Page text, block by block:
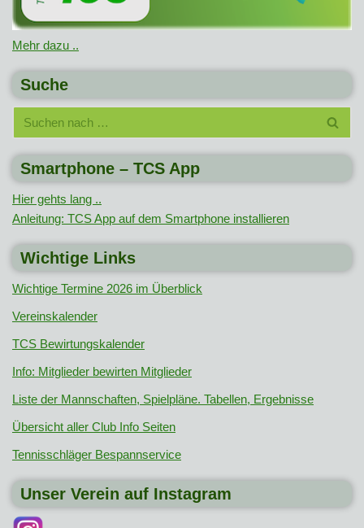
Mehr dazu ..
Suche
Smartphone – TCS App
Hier gehts lang ..
Anleitung: TCS App auf dem Smartphone installieren
Wichtige Links
Wichtige Termine 2026 im Überblick
Vereinskalender
TCS Bewirtungskalender
Info: Mitglieder bewirten Mitglieder
Liste der Mannschaften, Spielpläne. Tabellen, Ergebnisse
Übersicht aller Club Info Seiten
Tennisschläger Bespannservice
Unser Verein auf Instagram